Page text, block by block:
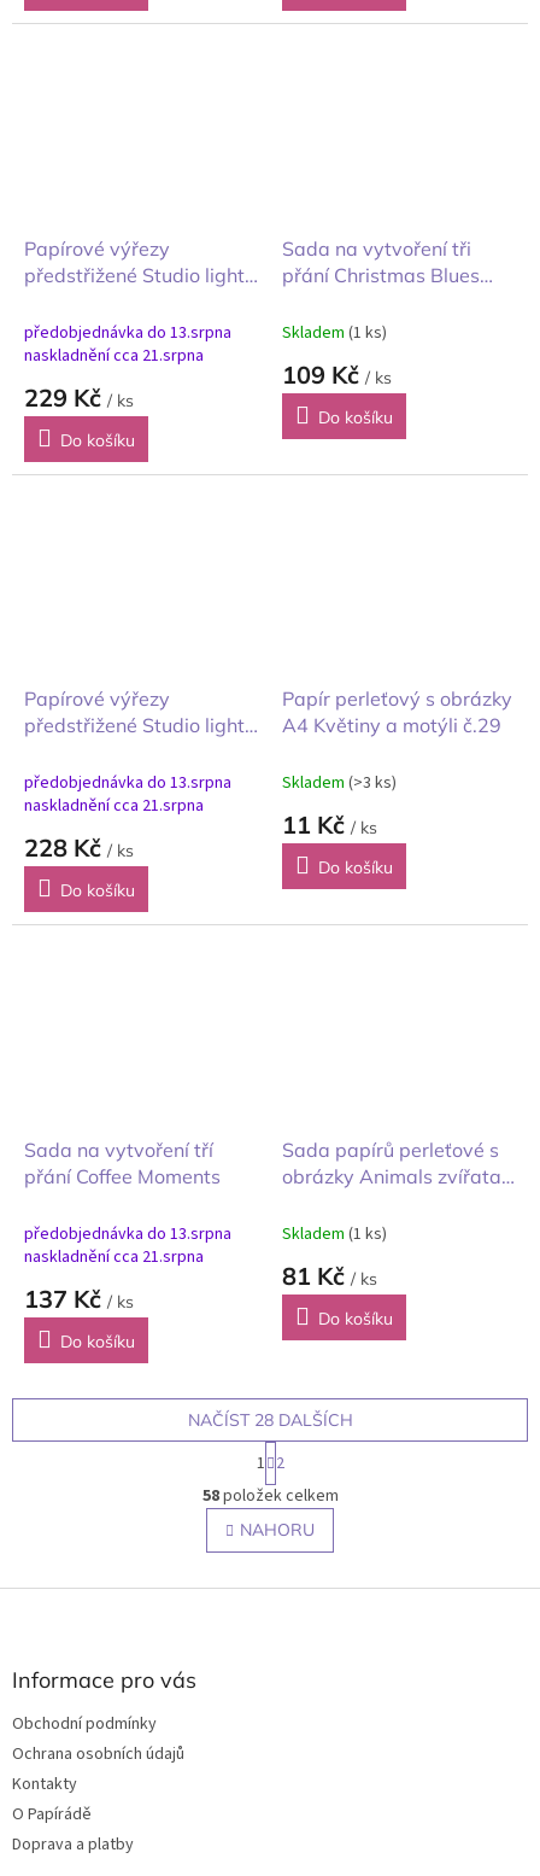
Papírové výřezy
předstřižené Studio light
retro autodílna A4
předobjednávka do 13.srpna
naskladnění cca 21.srpna
229 Kč / ks
Do košíku
Sada na vytvoření tři
přání Christmas Blues
Skladem (1 ks)
109 Kč / ks
Do košíku
Papírové výřezy
předstřižené Studio light
předobjednávka do 13.srpna
naskladnění cca 21.srpna
228 Kč / ks
Do košíku
Papír perleťový s obrázky
A4 Květiny a motýli č.29
Skladem (>3 ks)
11 Kč / ks
Do košíku
Sada na vytvoření tří
přání Coffee Moments
předobjednávka do 13.srpna
naskladnění cca 21.srpna
137 Kč / ks
Do košíku
Sada papírů perleťové s
obrázky Animals zvířata
Skladem (1 ks)
81 Kč / ks
Do košíku
O
v
l
á
NAČÍST 28 DALŠÍCH
S
t
r
á
n
k
v
1 2
58položek celkem
NAHORU
Z
Informace pro vás
Obchodní podmínky
Ochrana osobních údajů
Kontakty
O Papírádě
Doprava a platby